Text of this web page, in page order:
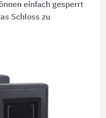
einfach gesperrt
Schloss zu